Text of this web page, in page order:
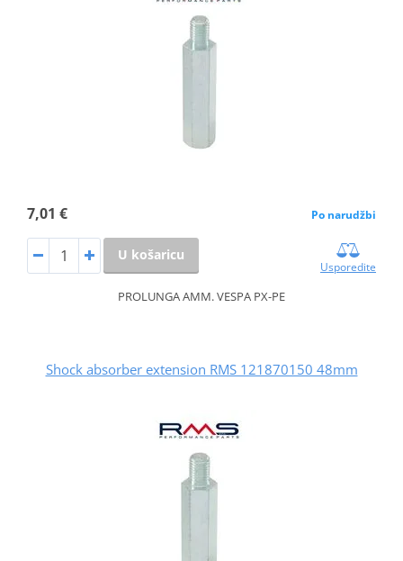
7,01 € Po narudžbi
U košaricu
Usporedite
PROLUNGA AMM. VESPA PX-PE
Shock absorber extension RMS 121870150 48mm